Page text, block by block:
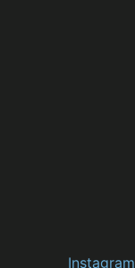
Instagram